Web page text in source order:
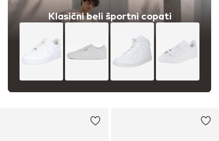
Klasični beli športni copati